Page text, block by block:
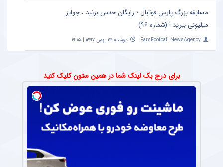
مسابقه بزرگ پارس فوتبال ؛ رایگان حدس بزنید ، جوایز
میلیونی ببرید ! (شماره ۹۶)
ParsFootball NewsAgency دوشنبه ۲۲ بهمن ۱۳۹۷ | ۱۹:۱۵
برای درج بک لینک شما در همین ستون کلیک کنید